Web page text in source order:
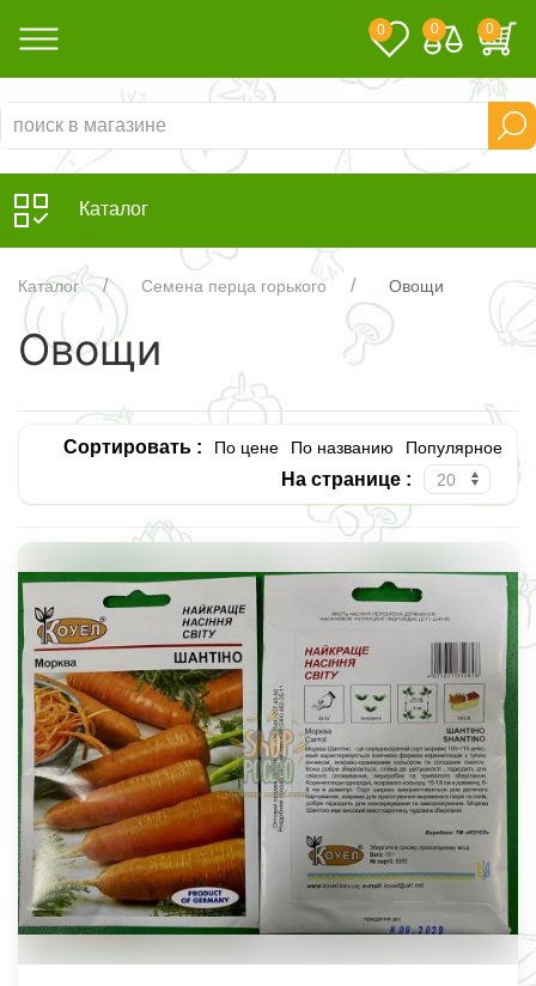
0 0 0
Каталог
Каталог Семена перца горького Овощи
Овощи
Сортировать : По цене По названию Популярное
На странице :